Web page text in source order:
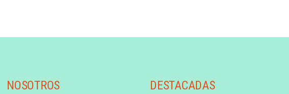
NOSOTROS DESTACADAS